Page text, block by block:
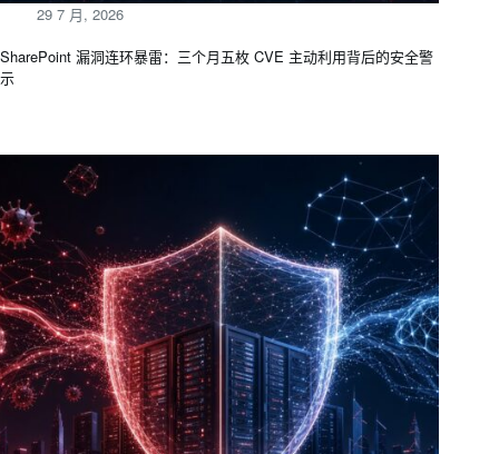
29 7 月, 2026
SharePoint 漏洞连环暴雷：三个月五枚 CVE 主动利用背后的安全警
示